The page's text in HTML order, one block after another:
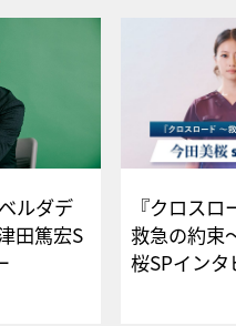
ルダデ
田篤宏S
ュー
『クロス
救急の約束
桜SPイ